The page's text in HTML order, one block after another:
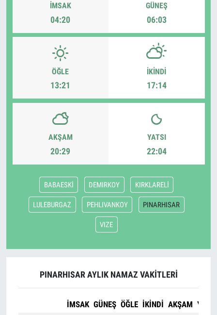
İMSAK
04:20
GÜNEŞ
06:03
ÖĞLE
13:21
İKINDI
17:14
AKŞAM
20:29
YATSI
22:04
BABAESKİ DEMIRKOY KIRKLARELİ
LULEBURGAZ PEHLIVANKOY PINARHISAR
VIZE
PINARHISAR AYLIK NAMAZ VAKITLERI
İMSAK GÜNEŞ ÖĞLE İKINDI AKŞAM YATSI